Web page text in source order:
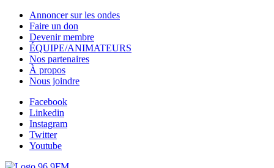
Annoncer sur les ondes
Faire un don
Devenir membre
ÉQUIPE/ANIMATEURS
Nos partenaires
À propos
Nous joindre
Facebook
Linkedin
Instagram
Twitter
Youtube